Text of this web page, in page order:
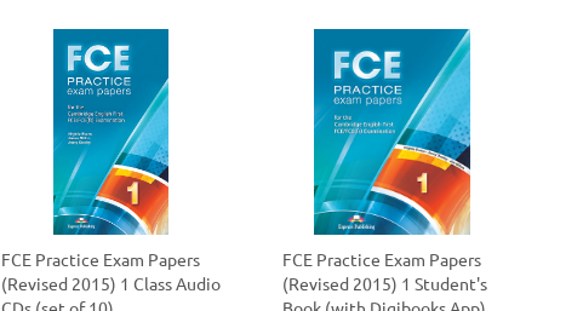
FCE Practice Exam Papers
(Revised 2015) 1 Class Audio
FCE Practice Exam Papers
(Revised 2015) 1 Student's